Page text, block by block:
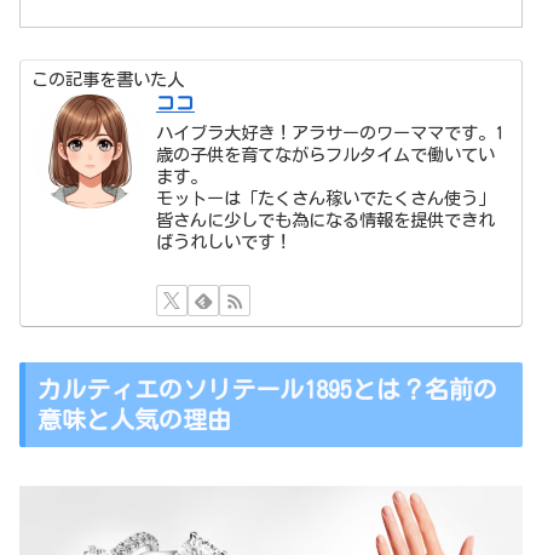
この記事を書いた人
ココ
ハイブラ大好き！アラサーのワーママです。1
歳の子供を育てながらフルタイムで働いてい
ます。
モットーは「たくさん稼いでたくさん使う」
皆さんに少しでも為になる情報を提供できれ
ばうれしいです！
カルティエのソリテール1895とは？名前の
意味と人気の理由